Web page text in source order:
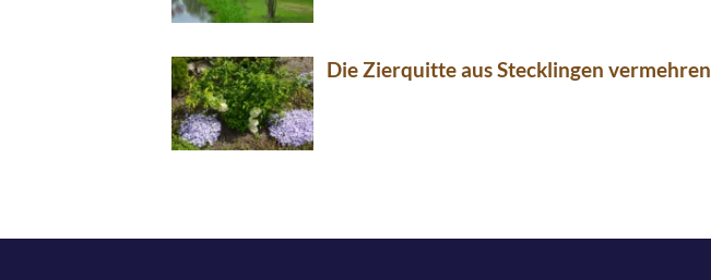
Die Zierquitte aus Stecklingen vermehren